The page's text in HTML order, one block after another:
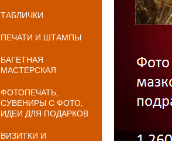
ТАБЛИЧКИ
ПЕЧАТИ И ШТАМПЫ
БАГЕТНАЯ
МАСТЕРСКАЯ
ФОТОПЕЧАТЬ,
СУВЕНИРЫ С ФОТО,
ИДЕИ ДЛЯ ПОДАРКОВ
ВИЗИТКИ И